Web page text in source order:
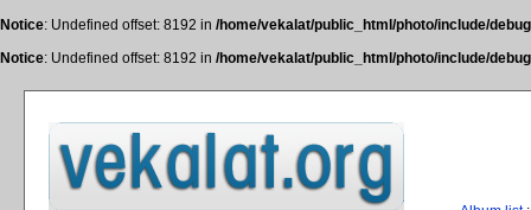
Notice: Undefined offset: 8192 in /home/vekalat/public_html/photo/include/
Notice: Undefined offset: 8192 in /home/vekalat/public_html/photo/include/